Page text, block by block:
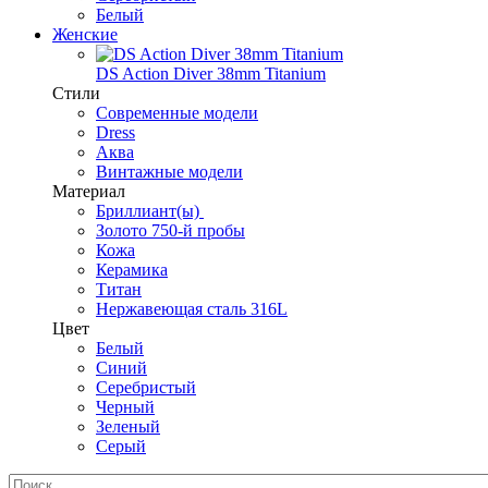
Белый
Женские
DS Action Diver 38mm Titanium
Стили
Современные модели
Dress
Аква
Винтажные модели
Материал
Бриллиант(ы)
Золото 750-й пробы
Кожа
Керамика
Титан
Нержавеющая сталь 316L
Цвет
Белый
Синий
Серебристый
Черный
Зеленый
Серый